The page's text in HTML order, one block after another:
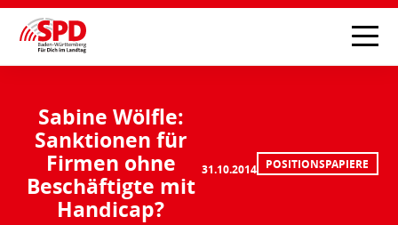
Sabine Wölfle:
Sanktionen für
Firmen ohne
Beschäftigte mit
Handicap?
31.10.2014 POSITIONSPAPIERE